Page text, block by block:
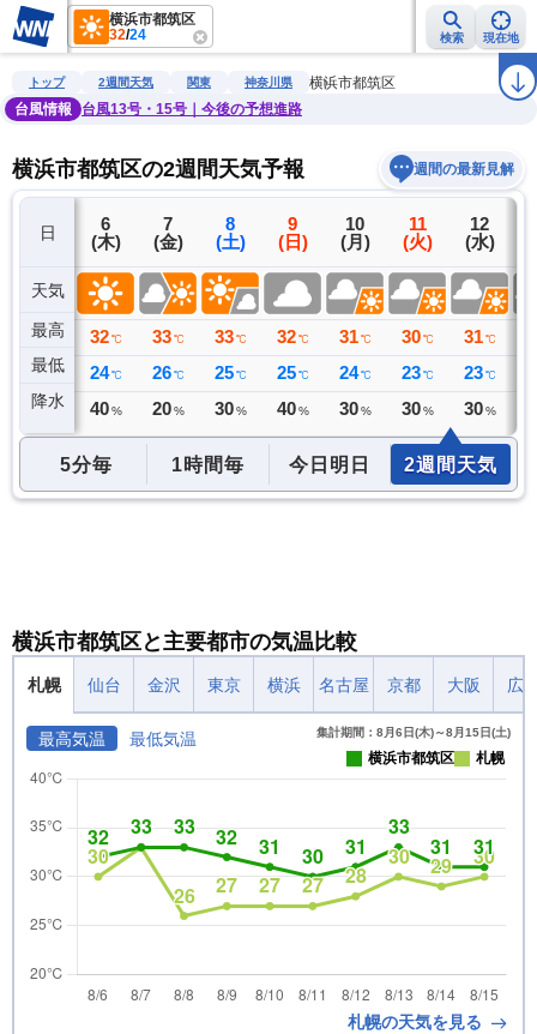
横浜市都筑区
32/24 検索 現在地
雨雲レーダー 台風情報 地震情報 警報・注意報 ラ
トップ 2週間天気 関東 神奈川県
横浜市都筑区
台風情報
台風13号・15号｜今後の予想進路
横浜市都筑区の2週間天気予報 週間の最新見解
日
天気
最高
最低
降水
5
(水)
32 ℃
24 ℃
0 ミリ
6
(木)
32 ℃
24 ℃
40 %
7
(金)
33 ℃
26 ℃
20 %
8
(土)
33 ℃
25 ℃
30 %
9
(日)
32 ℃
25 ℃
40 %
10
(月)
31 ℃
24 ℃
30 %
11
(火)
30 ℃
23 ℃
30 %
12
(水)
31 ℃
23 ℃
30 %
5分毎 1時間毎 今日明日 2週間天気
横浜市都筑区と主要都市の気温比較
札幌 仙台 金沢 東京 横浜 名古屋 京都 大阪 広
最高気温 最低気温 集計期間：8月6日(木)～8月15日(土)
横浜市都筑区 札幌
札幌の天気を見る